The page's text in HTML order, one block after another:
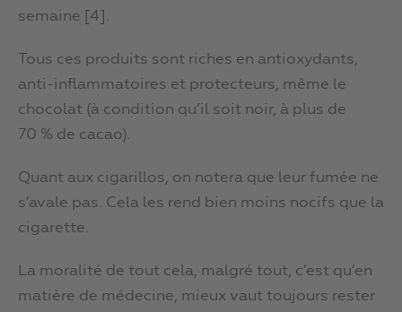
semaine [4].
Tous ces produits sont riches en antioxydants,
anti-inflammatoires et protecteurs, même le
chocolat (à condition qu’il soit noir, à plus de
70 % de cacao).
Quant aux cigarillos, on notera que leur fumée ne
s’avale pas. Cela les rend bien moins nocifs que la
cigarette.
La moralité de tout cela, malgré tout, c’est qu’en
matière de médecine, mieux vaut toujours rester